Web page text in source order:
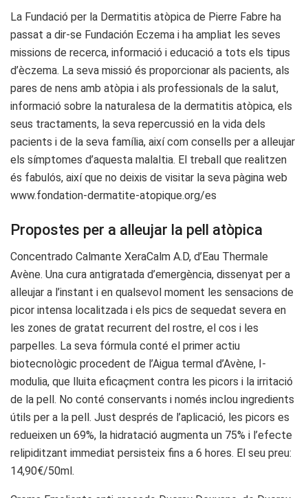
La Fundació per la Dermatitis atòpica de Pierre Fabre ha
passat a dir-se Fundación Eczema i ha ampliat les seves
missions de recerca, informació i educació a tots els tipus
d’èczema. La seva missió és proporcionar als pacients, als
pares de nens amb atòpia i als professionals de la salut,
informació sobre la naturalesa de la dermatitis atòpica, els
seus tractaments, la seva repercussió en la vida dels
pacients i de la seva família, així com consells per a alleujar
els símptomes d’aquesta malaltia. El treball que realitzen
és fabulós, així que no deixis de visitar la seva pàgina web
www.fondation-dermatite-atopique.org/es
Propostes per a alleujar la pell atòpica
Concentrado Calmante XeraCalm A.D, d’Eau Thermale
Avène. Una cura antigratada d’emergència, dissenyat per a
alleujar a l’instant i en qualsevol moment les sensacions de
picor intensa localitzada i els pics de sequedat severa en
les zones de gratat recurrent del rostre, el cos i les
parpelles. La seva fórmula conté el primer actiu
biotecnològic procedent de l’Aigua termal d’Avène, I-
modulia, que lluita eficaçment contra les picors i la irritació
de la pell. No conté conservants i només inclou ingredients
útils per a la pell. Just després de l’aplicació, les picors es
redueixen un 69%, la hidratació augmenta un 75% i l’efecte
relipiditzant immediat persisteix fins a 6 hores. El seu preu:
14,90€/50ml.